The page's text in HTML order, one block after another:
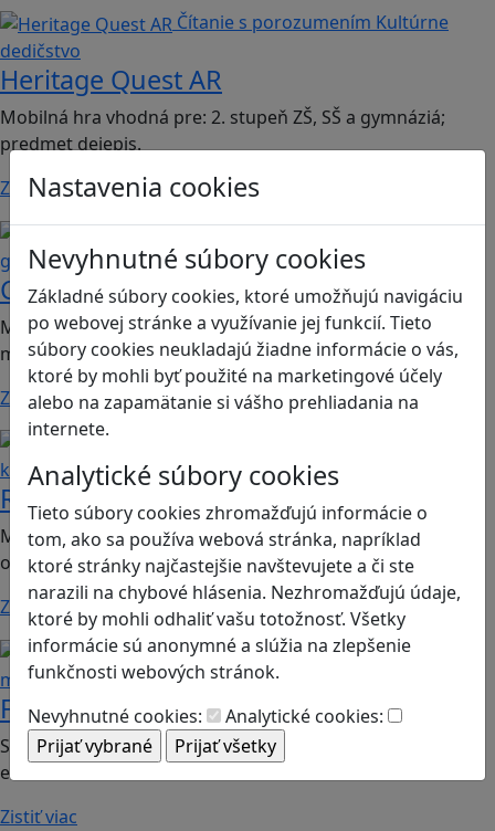
Nastavenia cookies
Nevyhnutné súbory cookies
Základné súbory cookies, ktoré umožňujú navigáciu
po webovej stránke a využívanie jej funkcií. Tieto
súbory cookies neukladajú žiadne informácie o vás,
ktoré by mohli byť použité na marketingové účely
alebo na zapamätanie si vášho prehliadania na
internete.
Analytické súbory cookies
Tieto súbory cookies zhromažďujú informácie o
tom, ako sa používa webová stránka, napríklad
ktoré stránky najčastejšie navštevujete a či ste
narazili na chybové hlásenia. Nezhromažďujú údaje,
ktoré by mohli odhaliť vašu totožnosť. Všetky
informácie sú anonymné a slúžia na zlepšenie
funkčnosti webových stránok.
Nevyhnutné cookies:
Analytické cookies:
Čítanie s porozumením Kultúrne
dedičstvo
Heritage Quest AR
Mobilná hra vhodná pre: 2. stupeň ZŠ, SŠ a gymnáziá;
predmet dejepis.
Zistiť viac
Kritické myslenieMediálna
gramotnosť
Chicken Intelligence Agency
Mobilná hra vhodná pre 2. stupeň ZŠ a SŠ; predmety:
mediálna výchova, informatika
Zistiť viac
Ľudské práva a tolerancia
kooperácia
Romoji
Mobilná hra vhodná pre 2. ročník ZŠ a SŠ; predmety:
občianska náuka, etická výchova.
Zistiť viac
Finančná gramotnosťLogické
myslenie
Finančné príšery
Spoločenská hra vhodná pre 2. stupeň ZŠ a SŠ; predmet:
ekonómia
Zistiť viac